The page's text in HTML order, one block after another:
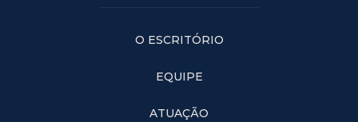
O ESCRITÓRIO
EQUIPE
ATUAÇÃO